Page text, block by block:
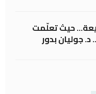
حيث تعلّمت
د. جوليان بدور